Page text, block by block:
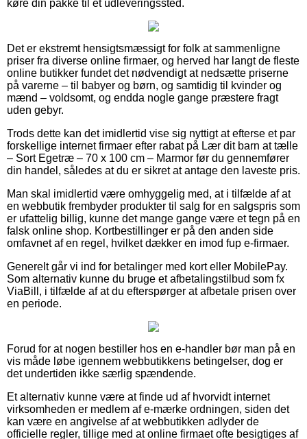
køre din pakke til et udleveringssted.
Det er ekstremt hensigtsmæssigt for folk at sammenligne
priser fra diverse online firmaer, og herved har langt de fleste
online butikker fundet det nødvendigt at nedsætte priserne
på varerne – til babyer og børn, og samtidig til kvinder og
mænd – voldsomt, og endda nogle gange præstere fragt
uden gebyr.
Trods dette kan det imidlertid vise sig nyttigt at efterse et par
forskellige internet firmaer efter rabat på Lær dit barn at tælle
– Sort Egetræ – 70 x 100 cm – Marmor før du gennemfører
din handel, således at du er sikret at antage den laveste pris.
Man skal imidlertid være omhyggelig med, at i tilfælde af at
en webbutik frembyder produkter til salg for en salgspris som
er ufattelig billig, kunne det mange gange være et tegn på en
falsk online shop. Kortbestillinger er på den anden side
omfavnet af en regel, hvilket dækker en imod fup e-firmaer.
Generelt går vi ind for betalinger med kort eller MobilePay.
Som alternativ kunne du bruge et afbetalingstilbud som fx
ViaBill, i tilfælde af at du efterspørger at afbetale prisen over
en periode.
Forud for at nogen bestiller hos en e-handler bør man på en
vis måde løbe igennem webbutikkens betingelser, dog er
det undertiden ikke særlig spændende.
Et alternativ kunne være at finde ud af hvorvidt internet
virksomheden er medlem af e-mærke ordningen, siden det
kan være en angivelse af at webbutikken adlyder de
officielle regler, tillige med at online firmaet ofte besigtiges af